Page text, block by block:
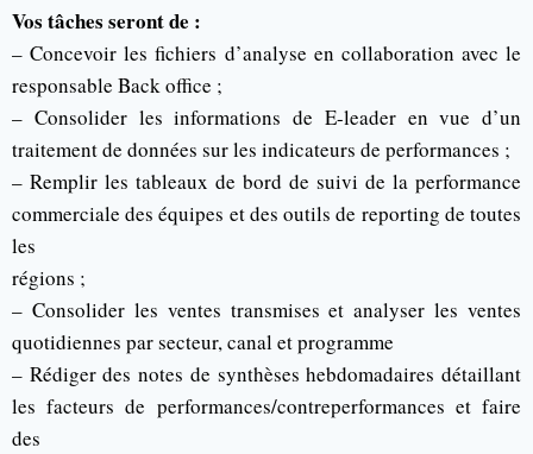
Vos tâches seront de :
– Concevoir les fichiers d’analyse en collaboration avec le
responsable Back office ;
– Consolider les informations de E-leader en vue d’un
traitement de données sur les indicateurs de performances ;
– Remplir les tableaux de bord de suivi de la performance
commerciale des équipes et des outils de reporting de toutes
les
régions ;
– Consolider les ventes transmises et analyser les ventes
quotidiennes par secteur, canal et programme
– Rédiger des notes de synthèses hebdomadaires détaillant
les facteurs de performances/contreperformances et faire
des